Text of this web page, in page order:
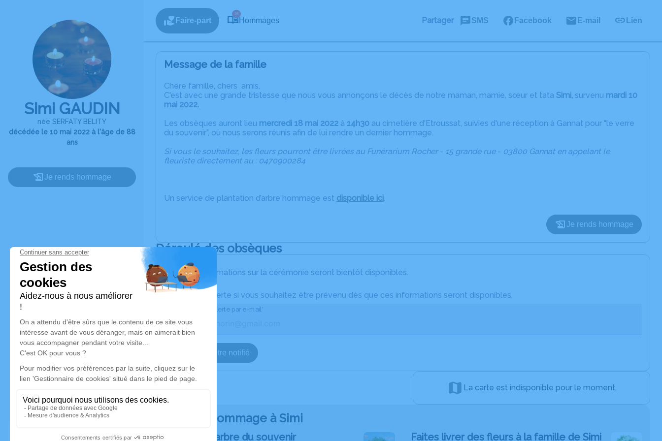
Simi GAUDIN
née SERFATY BELITY
décédée le 10 mai 2022 à l'âge de 88
ans
Je rends hommage
Faire-part
34
Hommages Partager SMS Facebook E-mail Lien
Message de la famille
Chère famille, chers amis,
C'est avec une grande tristesse que nous vous annonçons le décès de notre maman, mamie, sœur et tata Simi, survenu mardi 10
mai 2022.
​​​​​​Les obsèques auront lieu mercredi 18 mai 2022 à 14h30 au cimetière d'Etroussat, suivies d'une réception à Gannat pour "le verre
du souvenir", où nous serons réunis afin de lui rendre un dernier hommage.
Si vous le souhaitez, les fleurs pourront être livrées au Funérarium Rocher- 15 grande rue- 03800 Gannat en appelant le
fleuriste directement au : 0470900284
Un service de plantation d’arbre hommage est disponible ici.
Je rends hommage
Déroulé des obsèques
Les informations sur la cérémonie seront bientôt disponibles.
Activez une alerte si vous souhaitez être prévenu dès que ces informations seront disponibles.
Recevoir une alerte par e-mail*
Je veux être notifié
La carte est indisponible pour le moment.
Rendez hommage à Simi
Plantez un arbre du souvenir Faites livrer des fleurs à la famille de Simi